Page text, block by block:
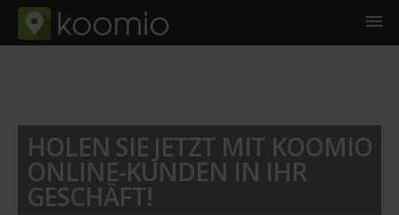
HOLEN SIE JETZT MIT KOOMIO
ONLINE-KUNDEN IN IHR
GESCHÄFT!